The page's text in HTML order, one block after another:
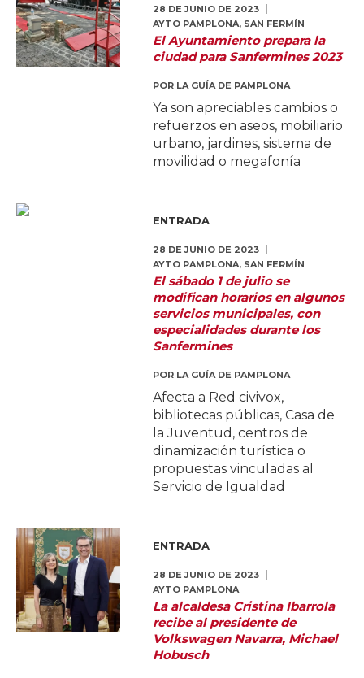
28 DE JUNIO DE 2023
AYTO PAMPLONA, SAN FERMÍN
El Ayuntamiento prepara la
ciudad para Sanfermines 2023
POR LA GUÍA DE PAMPLONA
Ya son apreciables cambios o
refuerzos en aseos, mobiliario
urbano, jardines, sistema de
movilidad o megafonía
ENTRADA
28 DE JUNIO DE 2023
AYTO PAMPLONA, SAN FERMÍN
El sábado 1 de julio se
modifican horarios en algunos
servicios municipales, con
especialidades durante los
Sanfermines
POR LA GUÍA DE PAMPLONA
Afecta a Red civivox,
bibliotecas públicas, Casa de
la Juventud, centros de
dinamización turística o
propuestas vinculadas al
Servicio de Igualdad
ENTRADA
28 DE JUNIO DE 2023
AYTO PAMPLONA
La alcaldesa Cristina Ibarrola
recibe al presidente de
Volkswagen Navarra, Michael
Hobusch